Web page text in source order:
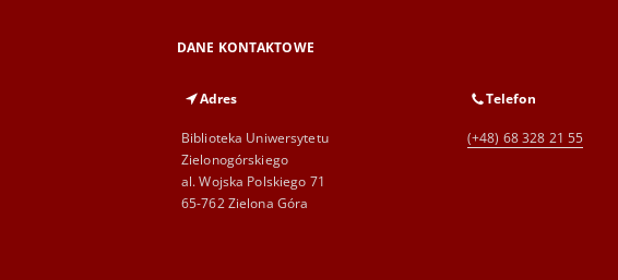
DANE KONTAKTOWE
Adres
Biblioteka Uniwersytetu
Zielonogórskiego
al. Wojska Polskiego 71
65-762 Zielona Góra
Telefon
(+48) 68 328 21 55